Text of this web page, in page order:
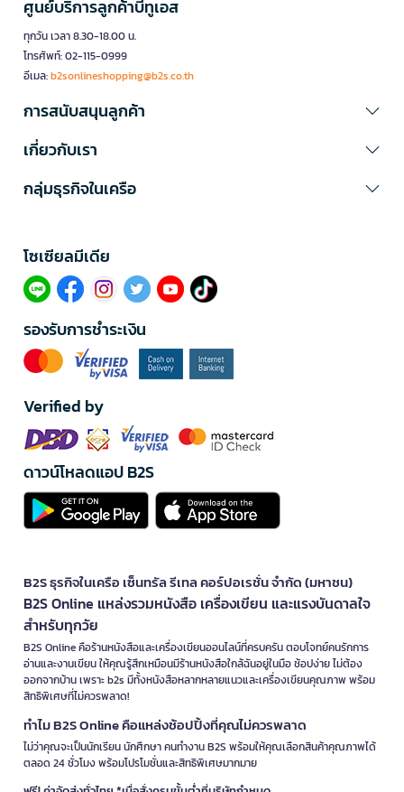
ศูนย์บริการลูกค้าบีทูเอส
ทุกวัน เวลา 8.30-18.00 น.
โทรศัพท์: 02-115-0999
อีเมล:b2sonlineshopping@b2s.co.th
การสนับสนุนลูกค้า
เกี่ยวกับเรา
กลุ่มธุรกิจในเครือ
โซเซียลมีเดีย​
รองรับการชำระเงิน
Verified by
ดาวน์โหลดแอป B2S
B2S ธุรกิจในเครือ เซ็นทรัล รีเทล คอร์ปอเรชั่น จำกัด (มหาชน)
B2S Online แหล่งรวมหนังสือ เครื่องเขียน และแรงบันดาลใจ
สำหรับทุกวัย
B2S Online คือร้านหนังสือและเครื่องเขียนออนไลน์ที่ครบครัน ตอบโจทย์คนรักการ
อ่านและงานเขียน ให้คุณรู้สึกเหมือนมีร้านหนังสือใกล้ฉันอยู่ในมือ ช้อปง่าย ไม่ต้อง
ออกจากบ้าน เพราะ b2s มีทั้งหนังสือหลากหลายแนวและเครื่องเขียนคุณภาพ พร้อม
สิทธิพิเศษที่ไม่ควรพลาด!
ทำไม B2S Online คือแหล่งช้อปปิ้งที่คุณไม่ควรพลาด
ไม่ว่าคุณจะเป็นนักเรียน นักศึกษา คนทำงาน B2S พร้อมให้คุณเลือกสินค้าคุณภาพได้
ตลอด 24 ชั่วโมง พร้อมโปรโมชั่นและสิทธิพิเศษมากมาย